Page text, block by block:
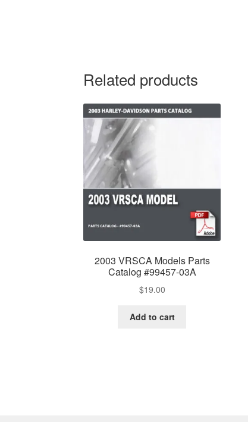
Related products
2003 VRSCA Models Parts
Catalog #99457-03A
$19.00
Add to cart